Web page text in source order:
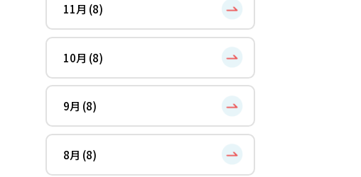
11月 (8)
10月 (8)
9月 (8)
8月 (8)